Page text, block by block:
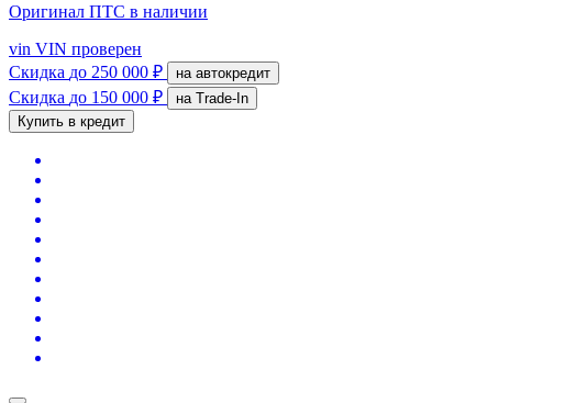
Оригинал ПТС в наличии
vin VIN проверен
Скидка до 250 000 ₽ на автокредит
Скидка до 150 000 ₽
на Trade-In
Купить в кредит